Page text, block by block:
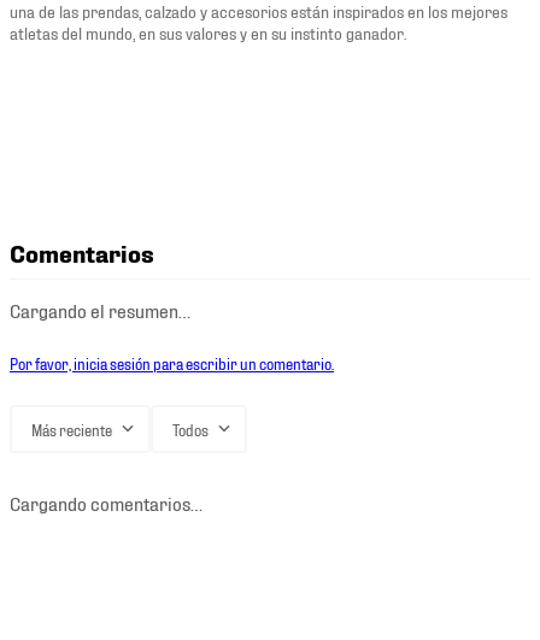
una de las prendas, calzado y accesorios están inspirados en los mejores
atletas del mundo, en sus valores y en su instinto ganador.
Comentarios
Cargando el resumen…
Por favor, inicia sesión para escribir un comentario.
Más reciente Todos
Cargando comentarios…